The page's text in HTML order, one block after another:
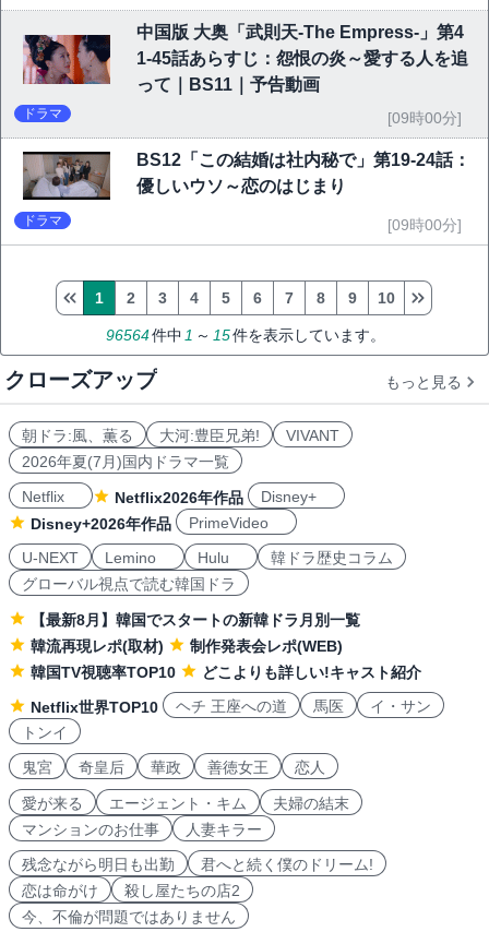
中国版 大奥「武則天-The Empress-」第4
1-45話あらすじ：怨恨の炎～愛する人を追
って｜BS11｜予告動画
ドラマ [09時00分]
BS12「この結婚は社内秘で」第19-24話：
優しいウソ～恋のはじまり
ドラマ [09時00分]
96564件中 1 ～ 15件を表示しています。
1 2 3 4 5 6 7 8 9 10
クローズアップ もっと見る
朝ドラ:風、薫る 大河:豊臣兄弟!
VIVANT
2026年夏(7月)国内ドラマ一覧
Netflix
Netflix2026年作品
Disney+
Disney+2026年作品
PrimeVideo
U-NEXT
Lemino Hulu
韓ドラ歴史コラム
グローバル視点で読む韓国ドラ
【最新8月】韓国でスタートの新韓ドラ月別一覧
韓流再現レポ(取材)
制作発表会レポ(WEB)
韓国TV視聴率TOP10
どこよりも詳しい!キャスト紹介
Netflix世界TOP10
ヘチ 王座への道 馬医
イ・サン
トンイ
鬼宮
奇皇后 華政 善徳女王 恋人
愛が来る エージェント・キム
夫婦の結末
マンションのお仕事
人妻キラー
残念ながら明日も出勤
君へと続く僕のドリーム!
恋は命がけ
殺し屋たちの店2
今、不倫が問題ではありません